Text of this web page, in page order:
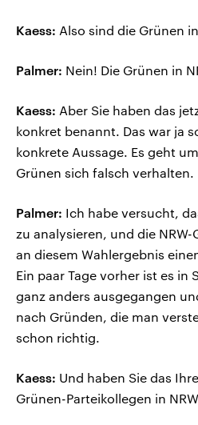
Kaess: Also sind die Grünen
Palmer: Nein! Die Grünen in
Kaess: Aber Sie haben das
konkret benannt. Das war ja
konkrete Aussage. Es geht
Grünen sich falsch verhalten.
Palmer: Ich habe versucht,
zu analysieren, und die
an diesem Wahlergebnis
Ein paar Tage vorher ist es in
ganz anders ausgegangen
nach Gründen, die man
schon richtig.
Kaess: Und haben Sie das
Grünen-Parteikollegen in